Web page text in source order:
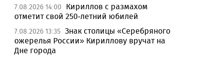
7.08.2026 14:00
Кириллов с размахом
отметит свой 250-летний юбилей
7.08.2026 13:35 Знак столицы «Серебряного
ожерелья России» Кириллову вручат на
Дне города